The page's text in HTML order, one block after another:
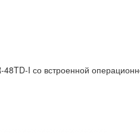
I со встроенной